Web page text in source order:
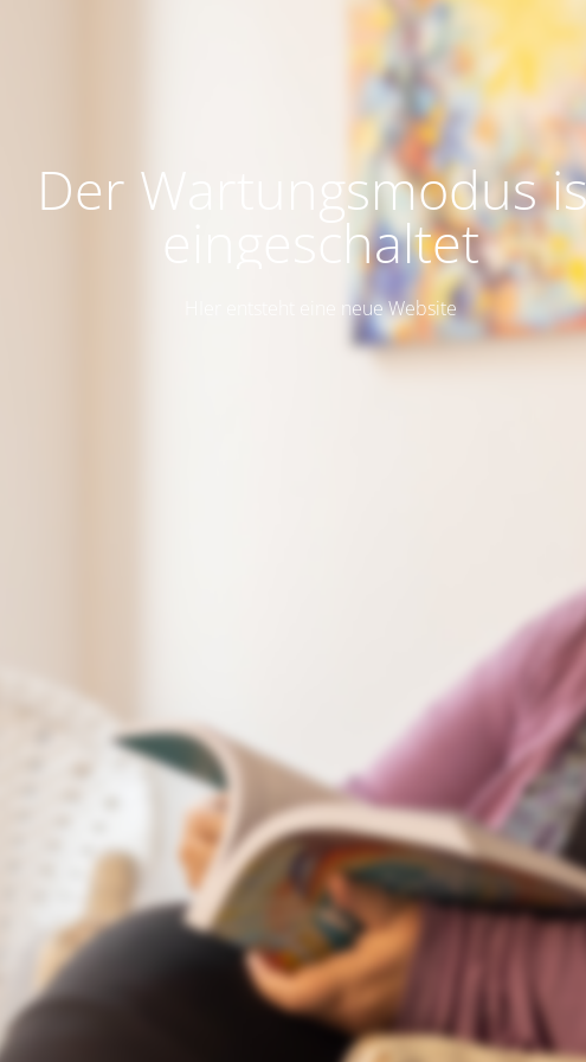
Der Wartungsmodus
eingeschaltet
HIer entsteht eine neue Website